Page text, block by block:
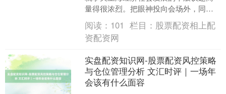
量得很浓烈。把眼神投向会场外，同期
段里，上海发生的大事亦不少。一些新
闻场景领会场里的建言献计....
阅读： 101 栏目： 股票配资相上配
资配资网
实盘配资知识网-股票配资风控策略
与仓位管理分析 文汇时评｜一场年
会该有什么面容